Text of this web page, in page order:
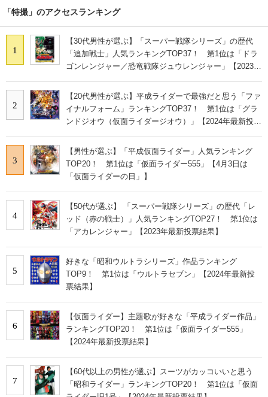
「特撮」のアクセスランキング
1
【30代男性が選ぶ】「スーパー戦隊シリーズ」の歴代
「追加戦士」人気ランキングTOP37！ 第1位は「ドラ
ゴンレンジャー／恐竜戦隊ジュウレンジャー」【2023年
2
【20代男性が選ぶ】平成ライダーで最強だと思う「ファ
イナルフォーム」ランキングTOP37！ 第1位は「グラ
ンドジオウ（仮面ライダージオウ）」【2024年最新投票
3
【男性が選ぶ】「平成仮面ライダー」人気ランキング
TOP20！ 第1位は「仮面ライダー555」【4月3日は
「仮面ライダーの日」】
4
【50代が選ぶ】 「スーパー戦隊シリーズ」の歴代「レ
ッド（赤の戦士）」人気ランキングTOP27！ 第1位は
「アカレンジャー」【2023年最新投票結果】
5
好きな「昭和ウルトラシリーズ」作品ランキング
TOP9！ 第1位は「ウルトラセブン」【2024年最新投
票結果】
6
【仮面ライダー】主題歌が好きな「平成ライダー作品」
ランキングTOP20！ 第1位は「仮面ライダー555」
【2024年最新投票結果】
7
【60代以上の男性が選ぶ】スーツがカッコいいと思う
「昭和ライダー」ランキングTOP20！ 第1位は「仮面